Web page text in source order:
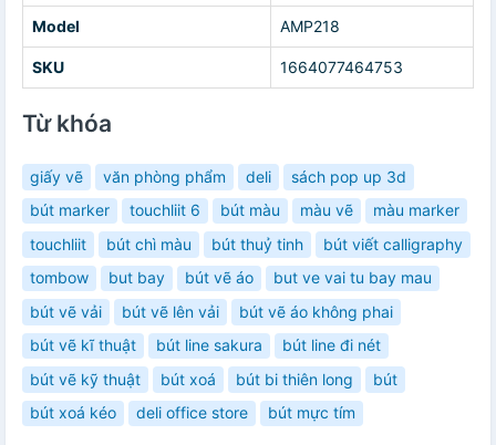
Model AMP218
SKU 1664077464753
Từ khóa
giấy vẽ văn phòng phẩm deli
sách pop up 3d
bút marker
touchliit 6 bút màu màu vẽ
màu marker
touchliit
bút chì màu bút thuỷ tinh
bút viết calligraphy
tombow
but bay bút vẽ áo
but ve vai tu bay mau
bút vẽ vải
bút vẽ lên vải
bút vẽ áo không phai
bút vẽ kĩ thuật
bút line sakura
bút line đi nét
bút vẽ kỹ thuật
bút xoá bút bi thiên long
bút
bút xoá kéo
deli office store bút mực tím